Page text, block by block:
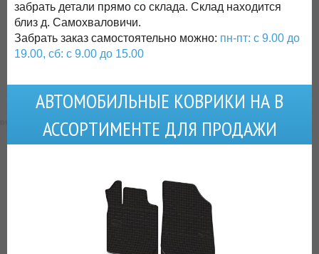
забрать детали прямо со склада. Склад находится
близ д. Самохваловичи.
Забрать заказ самостоятельно можно: пн-пт: с 9.00 до
19.00, сб: с 9.00 до 15.00
АВТОМОБИЛЬНЫЕ КОВРИКИ НА В
АССОРТИМЕНТЕ ДЛЯ ПРОДАЖИ